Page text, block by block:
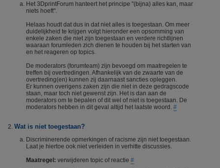
Het 3DprintForum hanteert het principe "(bijna) alles kan, maar
niets hoeft".
Helaas houdt dat dus in dat niet alles is toegestaan. Om meer
duidelijkheid te krijgen volgt hieronder een opsomming van
enkele zaken die niet zijn toegestaan en verdere richtlijnen
waaraan forumleden zich dienen te houden bij het starten van
en het reageren op topics.
De moderators (forumteam) zijn bevoegd om maatregelen te
treffen bij overtredingen. Afhankelijk van de zwaarte van de
overtreding(en) kunnen zij daarnaast sancties opleggen.
Er kunnen overigens zaken zijn die niet in deze gedragscode
staan, maar toch niet gewenst zijn. Het is dan aan de
moderators om te bepalen of dit wel of niet is toegestaan. De
moderators hebben in dit geval altijd het laatste woord. #
Wat is niet toegestaan?
Discriminerende opmerkingen of racisme zijn niet toegestaan.
Laat je hiertoe ook niet verleiden in verhitte discussies.
Maatregel: verwijderen topic of reactie #